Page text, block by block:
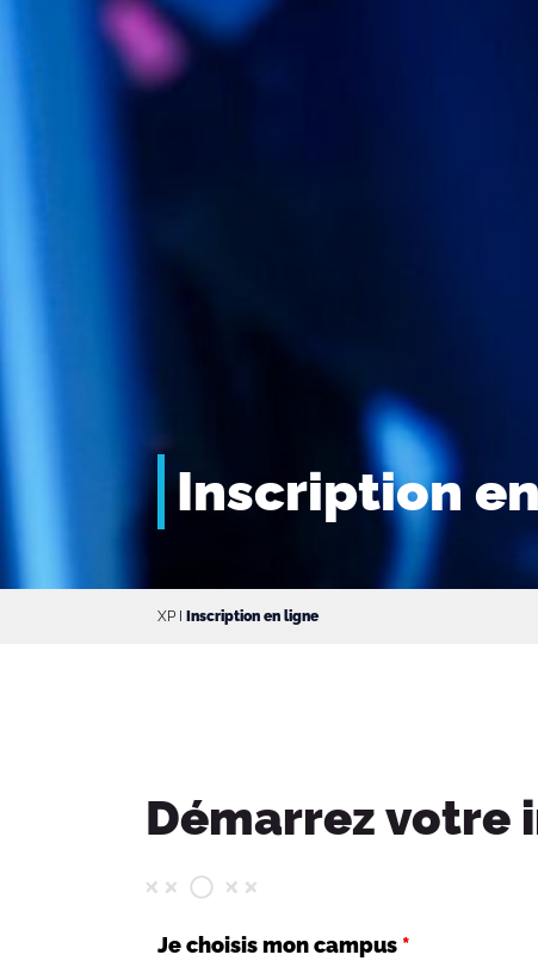
Inscription
XP Inscription en ligne
Démarrez votre
Je choisis mon campus *